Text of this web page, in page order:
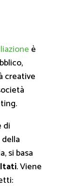
è
creative
di
si basa
. Viene